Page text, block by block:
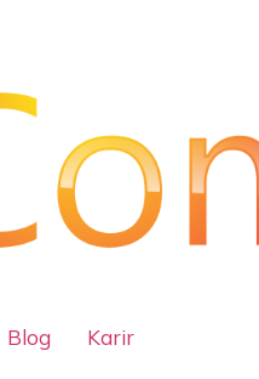
Blog Karir